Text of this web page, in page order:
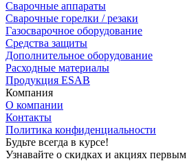
Сварочные аппараты
Сварочные горелки / резаки
Газосварочное оборудование
Средства защиты
Дополнительное оборудование
Расходные материалы
Продукция ESAB
Компания
О компании
Контакты
Политика конфиденциальности
Будьте всегда в курсе!
Узнавайте о скидках и акциях первым